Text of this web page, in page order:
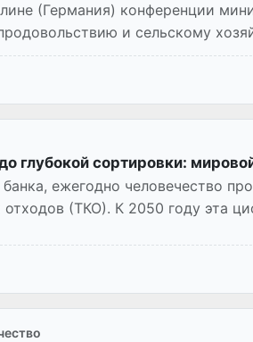
(Германия) конференции
и сельскому
п...
глубокой сортировки:
ежегодно человечество
(ТКО). К 2050 году эта